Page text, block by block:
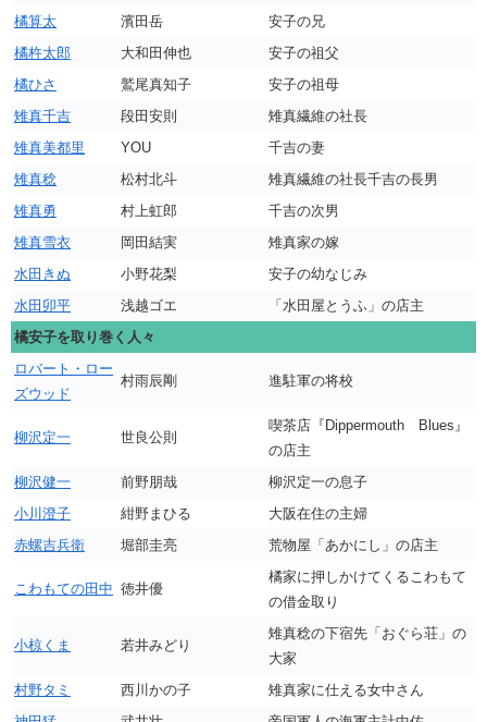
橘算太
濱田岳
安子の兄
橘杵太郎
大和田伸也
安子の祖父
橘ひさ
鷲尾真知子
安子の祖母
雉真千吉
段田安則
雉真繊維の社長
雉真美都里
YOU
千吉の妻
雉真稔
松村北斗
雉真繊維の社長千吉の長男
雉真勇
村上虹郎
千吉の次男
雉真雪衣
岡田結実
雉真家の嫁
水田きぬ
小野花梨
安子の幼なじみ
水田卯平
浅越ゴエ
「水田屋とうふ」の店主
橘安子を取り巻く人々
ロバート・ロー
ズウッド
村雨辰剛 進駐軍の将校
柳沢定一 世良公則
喫茶店『Dippermouth Blues』
の店主
柳沢健一
前野朋哉
柳沢定一の息子
小川澄子
紺野まひる
大阪在住の主婦
赤螺吉兵衛
堀部圭亮 荒物屋「あかにし」の店主
こわもての田中 徳井優
橘家に押しかけてくるこわもて
の借金取り
小椋くま 若井みどり
雉真稔の下宿先「おぐら荘」の
大家
村野タミ
西川かの子
雉真家に仕える女中さん